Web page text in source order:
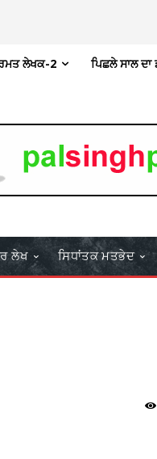
ਲੇਖਕ-2 ਪਿਛਲੇ ਸਾਲ ਦਾ
ਲੇਖ ਸਿਧਾਂਤਕ ਮਤਭੇਦ